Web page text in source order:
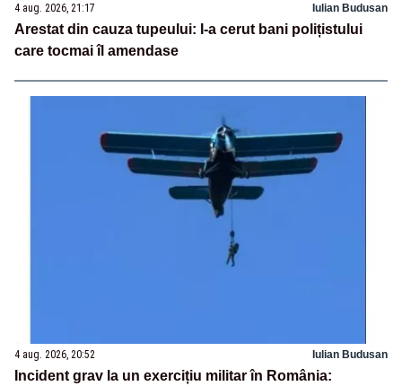
4 aug. 2026, 21:17 Iulian Budusan
Arestat din cauza tupeului: I-a cerut bani polițistului
care tocmai îl amendase
4 aug. 2026, 20:52 Iulian Budusan
Incident grav la un exercițiu militar în România: